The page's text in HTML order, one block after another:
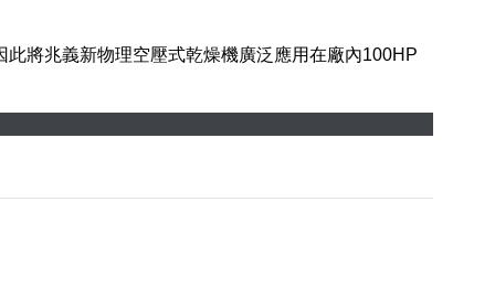
將兆義新物理空壓式乾燥機廣泛應用在廠內100HP